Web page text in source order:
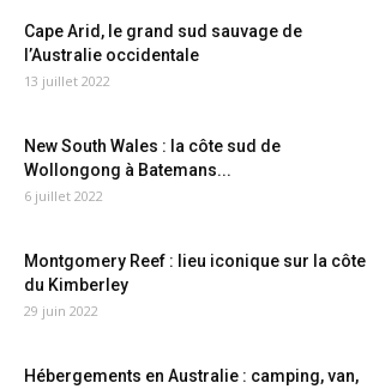
Cape Arid, le grand sud sauvage de
l’Australie occidentale
13 juillet 2022
New South Wales : la côte sud de
Wollongong à Batemans...
6 juillet 2022
Montgomery Reef : lieu iconique sur la côte
du Kimberley
29 juin 2022
Hébergements en Australie : camping, van,